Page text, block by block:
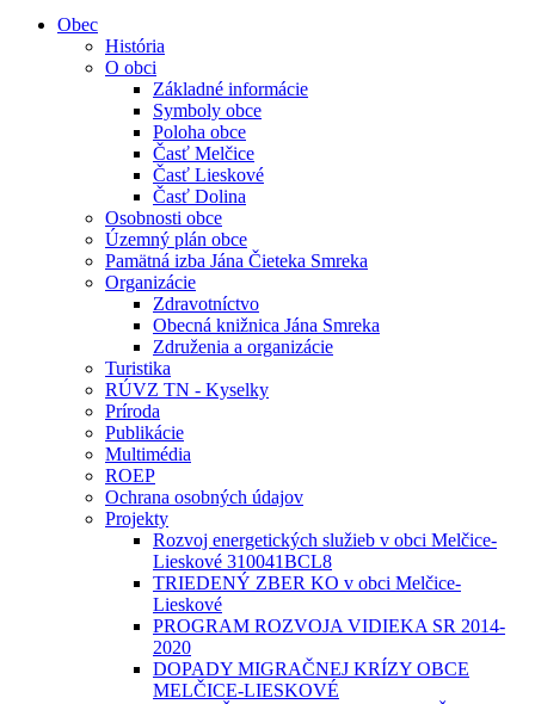
Obec
História
O obci
Základné informácie
Symboly obce
Poloha obce
Časť Melčice
Časť Lieskové
Časť Dolina
Osobnosti obce
Územný plán obce
Pamätná izba Jána Čieteka Smreka
Organizácie
Zdravotníctvo
Obecná knižnica Jána Smreka
Združenia a organizácie
Turistika
RÚVZ TN - Kyselky
Príroda
Publikácie
Multimédia
ROEP
Ochrana osobných údajov
Projekty
Rozvoj energetických služieb v obci Melčice-
Lieskové 310041BCL8
TRIEDENÝ ZBER KO v obci Melčice-
Lieskové
PROGRAM ROZVOJA VIDIEKA SR 2014-
2020
DOPADY MIGRAČNEJ KRÍZY OBCE
MELČICE-LIESKOVÉ